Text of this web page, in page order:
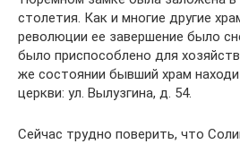
столетия. Как и многие другие
революции ее завершение было
было приспособлено для
же состоянии бывший храм
церкви: ул. Вылузгина, д. 54.
Сейчас трудно поверить, что